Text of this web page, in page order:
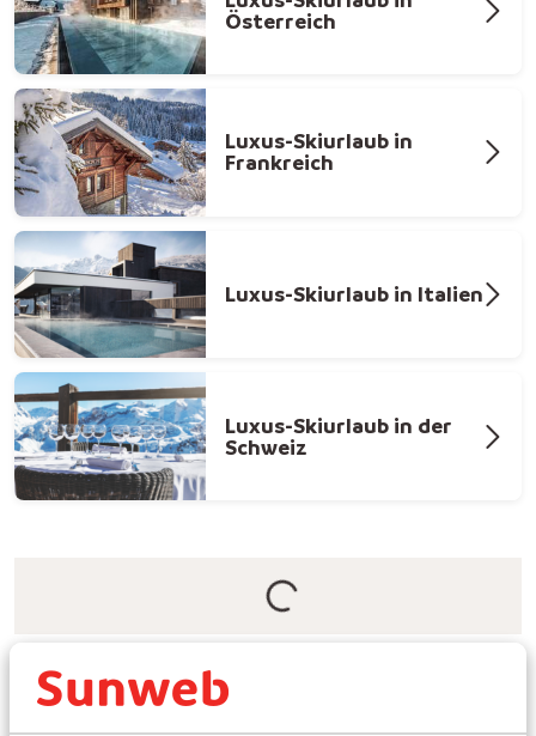
Österreich
Luxus-Skiurlaub in
Frankreich
Luxus-Skiurlaub in Italien
Luxus-Skiurlaub in der
Schweiz
Suchen Sie nach dem perfekten Luxus Skiurlaub? Luxus-